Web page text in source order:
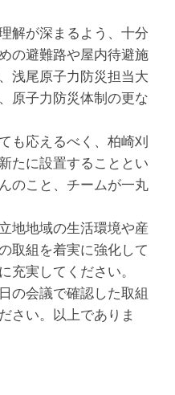
解が深まるよう、十分
の避難路や屋内待避施
浅尾原子力防災担当大
原子力防災体制の更な
も応えるべく、柏崎刈
たに設置することとい
のこと、チームが一丸
地地域の生活環境や産
取組を着実に強化して
充実してください。
の会議で確認した取組
さい。以上でありま